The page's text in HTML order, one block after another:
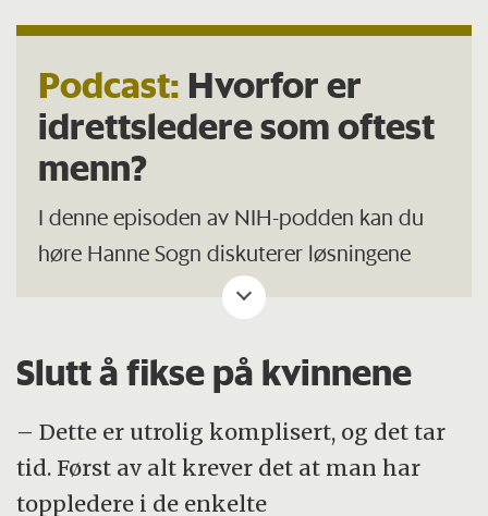
Podcast: Hvorfor er
idrettsledere som oftest
menn?
I denne episoden av NIH-podden kan du
høre Hanne Sogn diskuterer løsningene
sammen med ishockeypresident og
stortingspolitiker for Høyre, Tage
Pettersen.
Hør hele episoden her
Slutt å fikse på kvinnene
– Dette er utrolig komplisert, og det tar
tid. Først av alt krever det at man har
toppledere i de enkelte